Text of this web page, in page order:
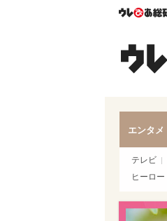
エンタメ
テレビ
ヒーロー